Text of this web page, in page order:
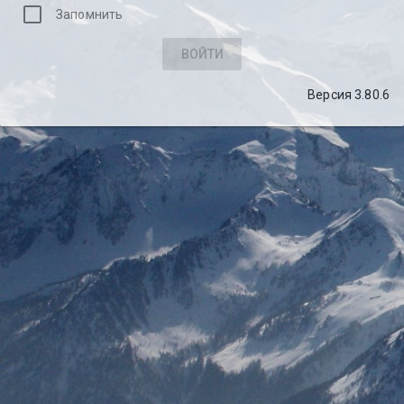
Запомнить
ВОЙТИ
Версия 3.80.6